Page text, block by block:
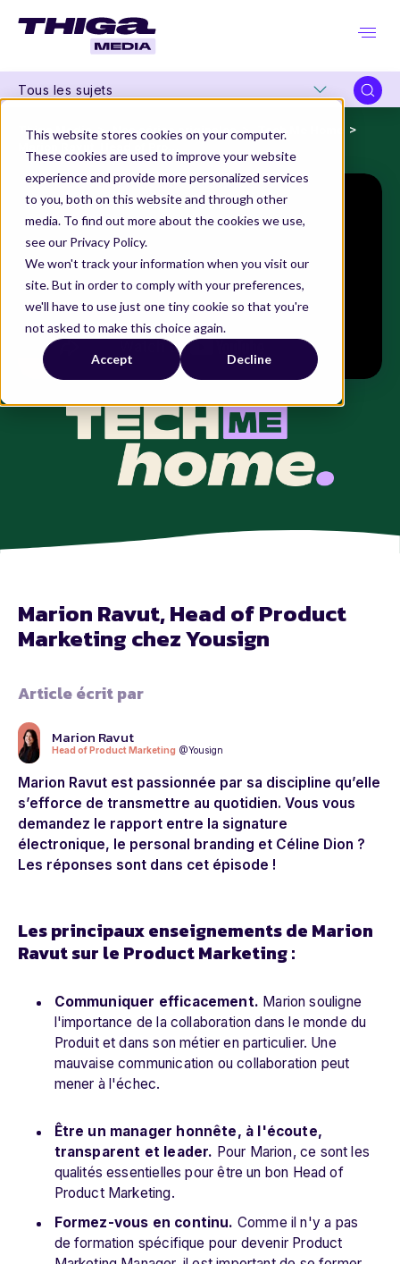
This website stores cookies on your computer.
These cookies are used to improve your website
experience and provide more personalized services
to you, both on this website and through other
media. To find out more about the cookies we use,
see our Privacy Policy.
We won't track your information when you visit our
site. But in order to comply with your preferences,
we'll have to use just one tiny cookie so that you're
not asked to make this choice again.
Accept Decline
Tous les sujets
Thiga Media Nos séries originales
Tech Me Home
Marion Ravut, Head of Product
Marketing chez Yousign
Article écrit par
Marion Ravut
Head of Product Marketing @Yousign
Marion Ravut est passionnée par sa discipline qu’elle
s’efforce de transmettre au quotidien. Vous vous
demandez le rapport entre la signature
électronique, le personal branding et Céline Dion ?
Les réponses sont dans cet épisode !
Les principaux enseignements de Marion
Ravut sur le Product Marketing :
Communiquer efficacement. Marion souligne
l'importance de la collaboration dans le monde du
Produit et dans son métier en particulier. Une
mauvaise communication ou collaboration peut
mener à l'échec.
Être un manager honnête, à l'écoute,
transparent et leader. Pour Marion, ce sont les
qualités essentielles pour être un bon Head of
Product Marketing.
Formez-vous en continu. Comme il n'y a pas
de formation spécifique pour devenir Product